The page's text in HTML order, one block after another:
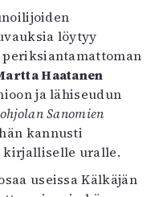
löytyy
Haatanen
ja lähiseudun
Sanomien
kannusti
kirjalliselle uralle.
useissa Kälkäjän